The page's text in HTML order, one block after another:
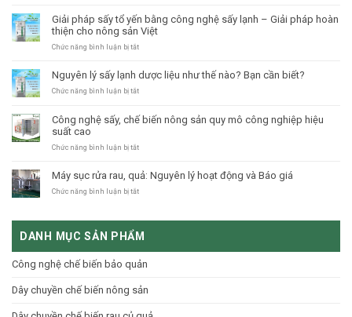
2023:
CÔNG
NGHỆ
NITO
LỎNG
Giải pháp sấy tổ yến bằng công nghệ sấy lạnh – Giải pháp hoàn
thiện cho nông sản Việt
Chức năng bình luận bị tắtở
sấy
tổ
công
sấy
Giải
pháp
cho
nông
Nguyên lý sấy lạnh dược liệu như thế nào? Bạn cần biết?
Chức năng bình luận bị tắtở
sấy
dược
thế
nào?
biết?
Công nghệ sấy, chế biến nông sản quy mô công nghiệp hiệu
suất cao
Chức năng bình luận bị tắtở
sấy,
chế
quy
nghiệp
suất
Máy sục rửa rau, quả: Nguyên lý hoạt động và Báo giá
Chức năng bình luận bị tắtở
rau,
lý
động
Báo
DANH MỤC SẢN PHẨM
Công nghệ chế biến bảo quản
Dây chuyền chế biến nông sản